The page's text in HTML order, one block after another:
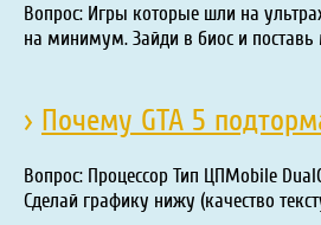
Вопрос: Игры которые шли на
на минимум. Зайди в биос и
› Почему GTA 5
Вопрос: Процессор Тип ЦПMobile
Сделай графику нижу (качество